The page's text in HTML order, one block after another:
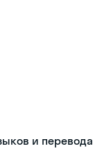
и перевода